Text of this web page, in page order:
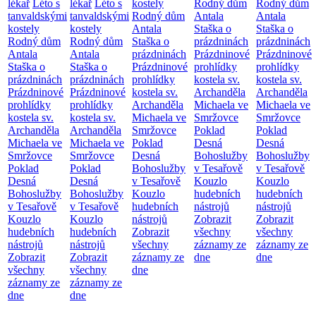
lékař Léto s
tanvaldskými
kostely
Rodný dům
Antala
Staška o
prázdninách
Prázdninové
prohlídky
kostela sv.
Archanděla
Michaela ve
Smržovce
Poklad
Desná
Bohoslužby
v Tesařově
Kouzlo
hudebních
nástrojů
Zobrazit
všechny
záznamy ze
dne
lékař Léto s
tanvaldskými
kostely
Rodný dům
Antala
Staška o
prázdninách
Prázdninové
prohlídky
kostela sv.
Archanděla
Michaela ve
Smržovce
Poklad
Desná
Bohoslužby
v Tesařově
Kouzlo
hudebních
nástrojů
Zobrazit
všechny
záznamy ze
dne
kostely
Rodný dům
Antala
Staška o
prázdninách
Prázdninové
prohlídky
kostela sv.
Archanděla
Michaela ve
Smržovce
Poklad
Desná
Bohoslužby
v Tesařově
Kouzlo
hudebních
nástrojů
Zobrazit
všechny
záznamy ze
dne
Rodný dům
Antala
Staška o
prázdninách
Prázdninové
prohlídky
kostela sv.
Archanděla
Michaela ve
Smržovce
Poklad
Desná
Bohoslužby
v Tesařově
Kouzlo
hudebních
nástrojů
Zobrazit
všechny
záznamy ze
dne
Rodný dům
Antala
Staška o
prázdninách
Prázdninové
prohlídky
kostela sv.
Archanděla
Michaela ve
Smržovce
Poklad
Desná
Bohoslužby
v Tesařově
Kouzlo
hudebních
nástrojů
Zobrazit
všechny
záznamy ze
dne